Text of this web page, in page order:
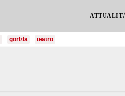
gorizia teatro